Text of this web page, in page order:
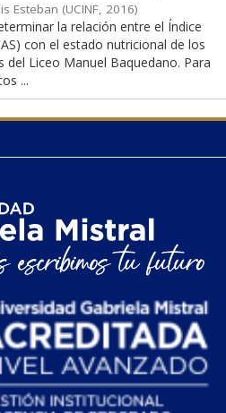
Esteban (UCINF, 2016)
la relación entre el Índice
con el estado nutricional de los
Liceo Manuel Baquedano. Para
...